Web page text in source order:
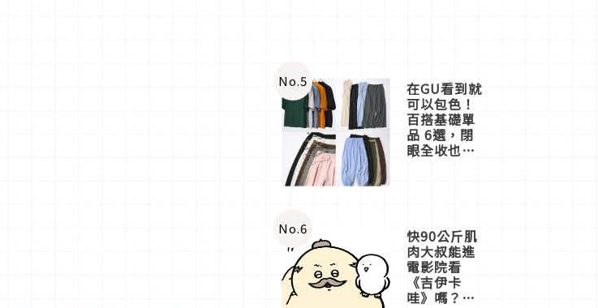
No.5 在GU看到就
可以包色！
百搭基礎單
品 6選，閉
眼全收也不
No.6 快90公斤肌
肉大叔能進
電影院看
《吉伊卡
哇》嗎？日